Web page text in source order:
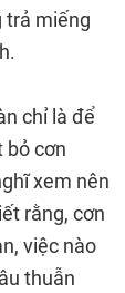
trả miếng
chỉ là để
bỏ cơn
xem nên
rằng, cơn
việc nào
thuẫn